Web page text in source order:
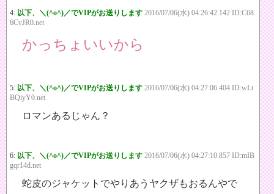
4: 以下、＼(^o^)／でVIPがお送りします 2016/07/06(水) 04:26:42.142 ID:C68
6CvJR0.net
かっちょいいから
5: 以下、＼(^o^)／でVIPがお送りします 2016/07/06(水) 04:27:06.404 ID:wLt
BQiyY0.net
ロマンあるじゃん？
6: 以下、＼(^o^)／でVIPがお送りします 2016/07/06(水) 04:27:10.857 ID:mIB
gqr14d.net
蛇皮のジャケットでやりあうヤクザもおるんやで